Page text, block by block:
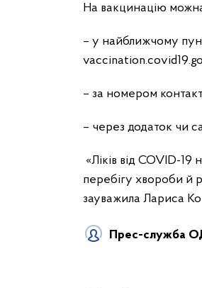
На вакцинацію
– у найближчому
– за номером
– через додаток чи
«Ліків від COVID-
перебігу хвороби й
зауважила Лариса
Прес-служба